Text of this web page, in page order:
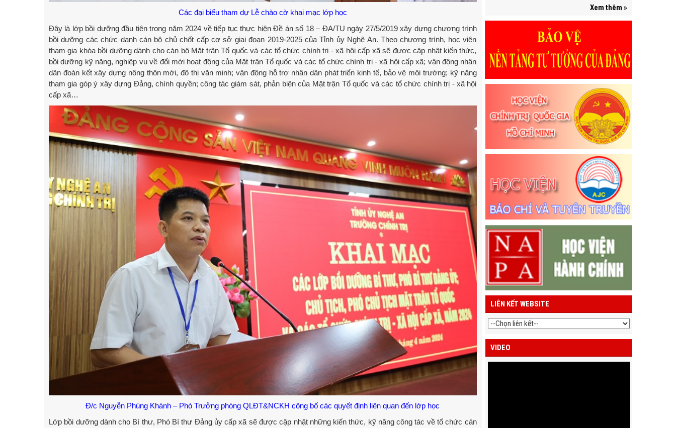
Các đại biểu tham dự Lễ chào cờ khai mạc lớp học
Đây là lớp bồi dưỡng đầu tiên trong năm 2024 về tiếp tục thực hiện Đề án số 18 – ĐA/TU ngày 27/5/2019 xây dựng chương trình
bồi dưỡng các chức danh cán bộ chủ chốt cấp cơ sở giai đoạn 2019-2025 của Tỉnh ủy Nghệ An. Theo chương trình, học viên
tham gia khóa bồi dưỡng dành cho cán bộ Mặt trận Tổ quốc và các tổ chức chính trị - xã hội cấp xã sẽ được cập nhật kiến thức,
bồi dưỡng kỹ năng, nghiệp vụ về đổi mới hoạt động của Mặt trận Tổ quốc và các tổ chức chính trị - xã hội cấp xã; vận động nhân
dân đoàn kết xây dựng nông thôn mới, đô thị văn minh; vận động hỗ trợ nhân dân phát triển kinh tế, bảo vệ môi trường; kỹ năng
tham gia góp ý xây dựng Đảng, chính quyền; công tác giám sát, phản biện của Mặt trận Tổ quốc và các tổ chức chính trị - xã hội
cấp xã…
Đ/c Nguyễn Phùng Khánh – Phó Trưởng phòng QLĐT&NCKH công bố các quyết định liên quan đến lớp học
Lớp bồi dưỡng dành cho Bí thư, Phó Bí thư Đảng ủy cấp xã sẽ được cập nhật những kiến thức, kỹ năng công tác về tổ chức cán
Xem thêm »
LIÊN KẾT WEBSITE
VIDEO